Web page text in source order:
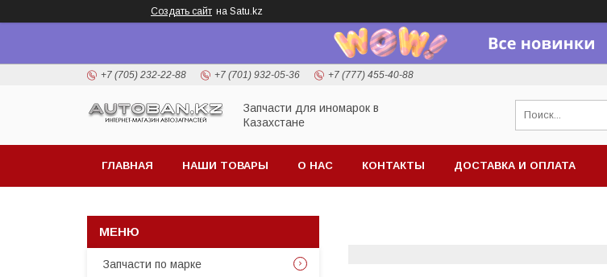
Создать сайт на Satu.kz
+7 (705) 232-22-88 +7 (701) 932-05-36 +7 (777) 455-40-88
Запчасти для иномарок в
Казахстане
ГЛАВНАЯ НАШИ ТОВАРЫ О НАС КОНТАКТЫ ДОСТАВКА И ОПЛАТА
Запчасти по марке